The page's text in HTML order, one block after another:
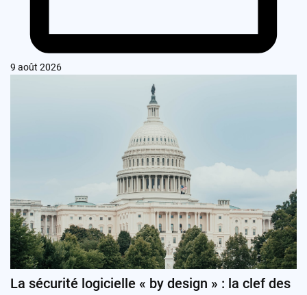
9 août 2026
La sécurité logicielle « by design » : la clef des